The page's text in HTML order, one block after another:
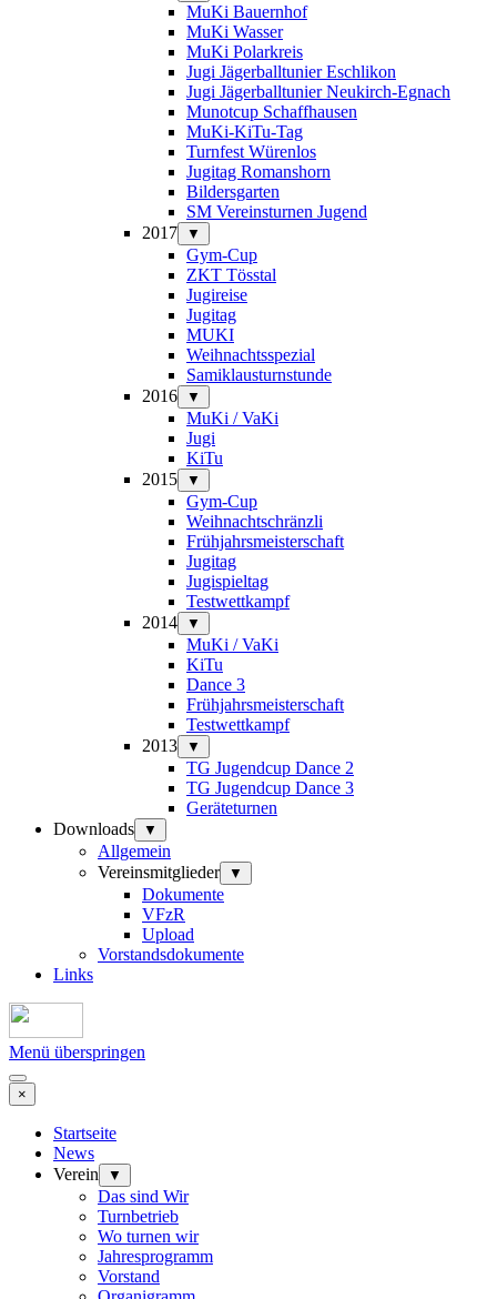
MuKi Bauernhof
MuKi Wasser
MuKi Polarkreis
Jugi Jägerballtunier Eschlikon
Jugi Jägerballtunier Neukirch-Egnach
Munotcup Schaffhausen
MuKi-KiTu-Tag
Turnfest Würenlos
Jugitag Romanshorn
Bildersgarten
SM Vereinsturnen Jugend
2017
▼
Gym-Cup
ZKT Tösstal
Jugireise
Jugitag
MUKI
Weihnachtsspezial
Samiklausturnstunde
2016
▼
MuKi / VaKi
Jugi
KiTu
2015
▼
Gym-Cup
Weihnachtschränzli
Frühjahrsmeisterschaft
Jugitag
Jugispieltag
Testwettkampf
2014
▼
MuKi / VaKi
KiTu
Dance 3
Frühjahrsmeisterschaft
Testwettkampf
2013
▼
TG Jugendcup Dance 2
TG Jugendcup Dance 3
Geräteturnen
Downloads
▼
Allgemein
Vereinsmitglieder
▼
Dokumente
VFzR
Upload
Vorstandsdokumente
Links
Menü überspringen
×
Startseite
News
Verein
▼
Das sind Wir
Turnbetrieb
Wo turnen wir
Jahresprogramm
Vorstand